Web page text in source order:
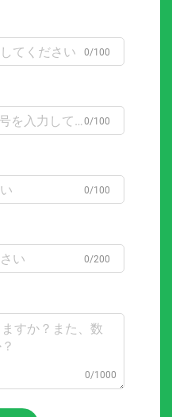
0/100
0/100
0/100
0/200
0/1000